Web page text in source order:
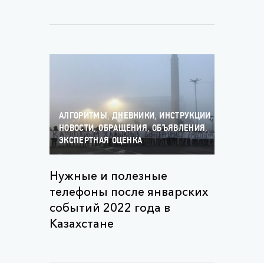
АЛГОРИТМЫ,ДНЕВНИКИ, ИНСТРУКЦИИ,
НОВОСТИ,ОБРАЩЕНИЯ,ОБЪЯВЛЕНИЯ ,
ЭКСПЕРТНАЯ ОЦЕНКА
Нужные и полезные
телефоны после январских
событий 2022 года в
Казахстане